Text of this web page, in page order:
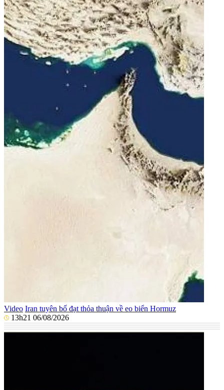
Video Iran tuyên bố đạt thỏa thuận về eo biển Hormuz
13h21 06/08/2026